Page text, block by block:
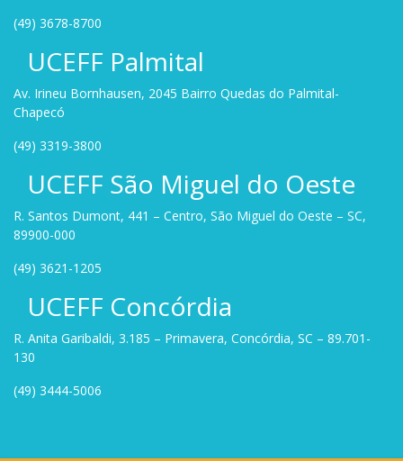
(49) 3678-8700
UCEFF Palmital
Av. Irineu Bornhausen, 2045 Bairro Quedas do Palmital-
Chapecó
(49) 3319-3800
UCEFF São Miguel do Oeste
R. Santos Dumont, 441 – Centro, São Miguel do Oeste – SC,
89900-000
(49) 3621-1205
UCEFF Concórdia
R. Anita Garibaldi, 3.185 – Primavera, Concórdia, SC – 89.701-
130
(49) 3444-5006